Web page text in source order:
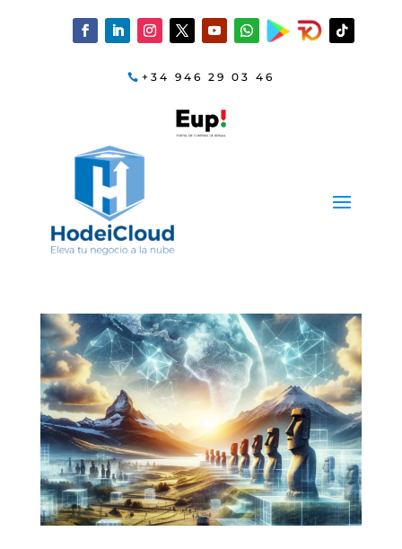
+34 946 29 03 46